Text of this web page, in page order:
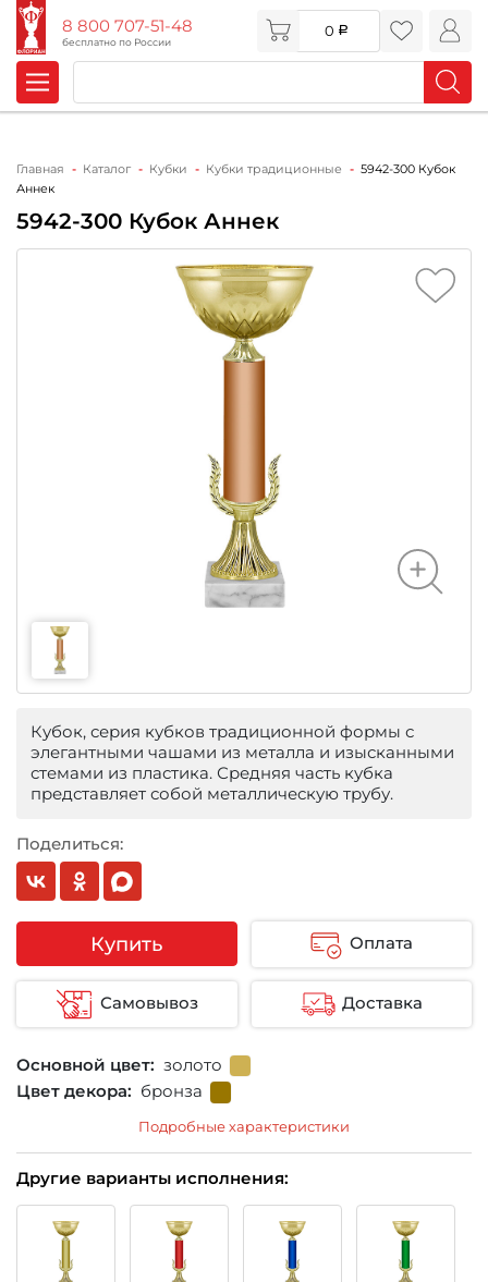
8 800 707-51-48
бесплатно по России
0
Главная Каталог Кубки Кубки традиционные
5942-300 Кубок
Аннек
5942-300 Кубок Аннек
Кубок, серия кубков традиционной формы с
элегантными чашами из металла и изысканными
стемами из пластика. Средняя часть кубка
представляет собой металлическую трубу.
Поделиться:
Купить Оплата
Самовывоз Доставка
Основной цвет: золото
Цвет декора: бронза
Подробные характеристики
Другие варианты исполнения: